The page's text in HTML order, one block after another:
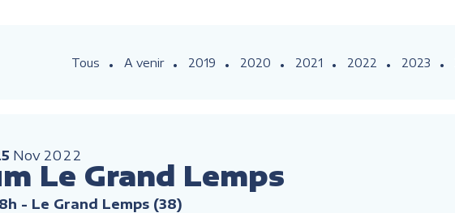
Tous A venir 2019 2020 2021 2022 2023
Nov 2022
Le Grand Lemps
- Le Grand Lemps (38)